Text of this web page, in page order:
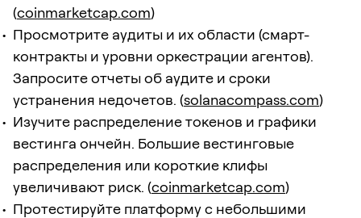
(coinmarketcap.com)
Просмотрите аудиты и их области (смарт-
контракты и уровни оркестрации агентов).
Запросите отчеты об аудите и сроки
устранения недочетов. (solanacompass.com)
Изучите распределение токенов и графики
вестинга ончейн. Большие вестинговые
распределения или короткие клифы
увеличивают риск. (coinmarketcap.com)
Протестируйте платформу с небольшими